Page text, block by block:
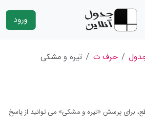
ورود
حرف ت تیره و مشكى
برای پرسش «تیره و مشكى» می توانید از پاسخ